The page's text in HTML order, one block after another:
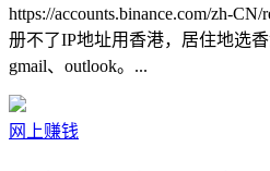
https://accounts.binance.com/zh-
册不了IP地址用香港，居住地选
gmail、outlook。...
网上赚钱